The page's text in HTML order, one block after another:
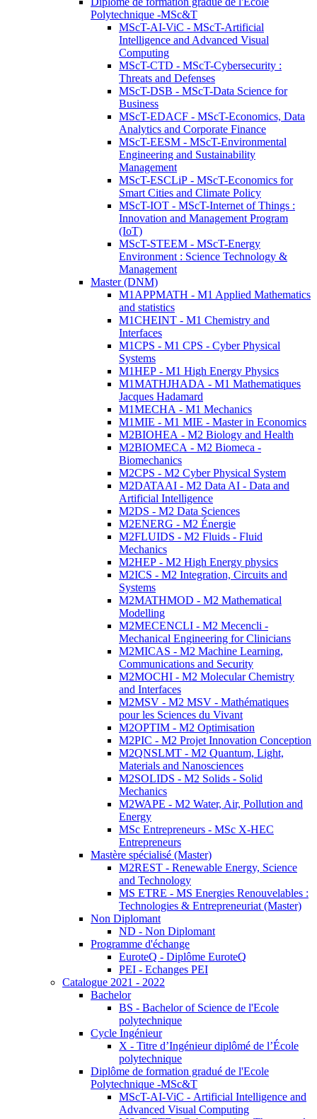
Polytechnique -MSc&T
MScT-AI-ViC - MScT-Artificial
Intelligence and Advanced Visual
Computing
MScT-CTD - MScT-Cybersecurity :
Threats and Defenses
MScT-DSB - MScT-Data Science for
Business
MScT-EDACF - MScT-Economics, Data
Analytics and Corporate Finance
MScT-EESM - MScT-Environmental
Engineering and Sustainability
Management
MScT-ESCLiP - MScT-Economics for
Smart Cities and Climate Policy
MScT-IOT - MScT-Internet of Things :
Innovation and Management Program
(IoT)
MScT-STEEM - MScT-Energy
Environment : Science Technology &
Management
Master (DNM)
M1APPMATH - M1 Applied Mathematics
and statistics
M1CHEINT - M1 Chemistry and
Interfaces
M1CPS - M1 CPS - Cyber Physical
Systems
M1HEP - M1 High Energy Physics
M1MATHJHADA - M1 Mathematiques
Jacques Hadamard
M1MECHA - M1 Mechanics
M1MIE - M1 MIE - Master in Economics
M2BIOHEA - M2 Biology and Health
M2BIOMECA - M2 Biomeca -
Biomechanics
M2CPS - M2 Cyber Physical System
M2DATAAI - M2 Data AI - Data and
Artificial Intelligence
M2DS - M2 Data Sciences
M2ENERG - M2 Énergie
M2FLUIDS - M2 Fluids - Fluid
Mechanics
M2HEP - M2 High Energy physics
M2ICS - M2 Integration, Circuits and
Systems
M2MATHMOD - M2 Mathematical
Modelling
M2MECENCLI - M2 Mecencli -
Mechanical Engineering for Clinicians
M2MICAS - M2 Machine Learning,
Communications and Security
M2MOCHI - M2 Molecular Chemistry
and Interfaces
M2MSV - M2 MSV - Mathématiques
pour les Sciences du Vivant
M2OPTIM - M2 Optimisation
M2PIC - M2 Projet Innovation Conception
M2QNSLMT - M2 Quantum, Light,
Materials and Nanosciences
M2SOLIDS - M2 Solids - Solid
Mechanics
M2WAPE - M2 Water, Air, Pollution and
Energy
MSc Entrepreneurs - MSc X-HEC
Entrepreneurs
Mastère spécialisé (Master)
M2REST - Renewable Energy, Science
and Technology
MS ETRE - MS Energies Renouvelables :
Technologies & Entrepreneuriat (Master)
Non Diplomant
ND - Non Diplomant
Programme d'échange
EuroteQ - Diplôme EuroteQ
PEI - Echanges PEI
Catalogue 2021 - 2022
Bachelor
BS - Bachelor of Science de l'Ecole
polytechnique
Cycle Ingénieur
X - Titre d’Ingénieur diplômé de l’École
polytechnique
Diplôme de formation gradué de l'Ecole
Polytechnique -MSc&T
MScT-AI-ViC - Artificial Intelligence and
Advanced Visual Computing